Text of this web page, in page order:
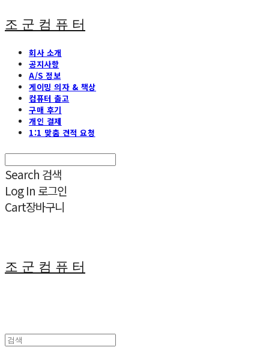
조 군 컴 퓨 터
회사 소개
공지사항
A/S 정보
게이밍 의자 & 책상
컴퓨터 출고
구매 후기
개인 결제
1:1 맞춤 견적 요청
Search 검색
Log In 로그인
Cart장바구니
조 군 컴 퓨 터